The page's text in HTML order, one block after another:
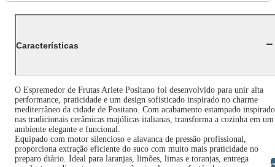
Características
O Espremedor de Frutas Ariete Positano foi desenvolvido para unir alta
performance, praticidade e um design sofisticado inspirado no charme
mediterrâneo da cidade de Positano. Com acabamento estampado inspirado
nas tradicionais cerâmicas majólicas italianas, transforma a cozinha em um
ambiente elegante e funcional.
Equipado com motor silencioso e alavanca de pressão profissional,
proporciona extração eficiente do suco com muito mais praticidade no
preparo diário. Ideal para laranjas, limões, limas e toranjas, entrega